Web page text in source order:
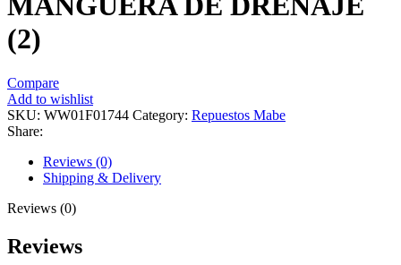
(2)
Compare
Add to wishlist
SKU: WW01F01744 Category: Repuestos Mabe
Share:
Reviews (0)
Shipping & Delivery
Reviews (0)
Reviews